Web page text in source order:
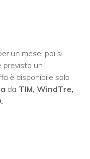
un mese, poi si
previsto un
è disponibile solo
da TIM, WindTre,